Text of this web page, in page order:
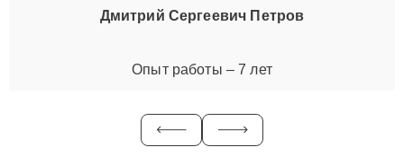
Дмитрий Сергеевич Петров
Опыт работы – 7 лет